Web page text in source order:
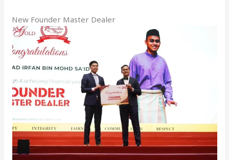
New Founder Master Dealer